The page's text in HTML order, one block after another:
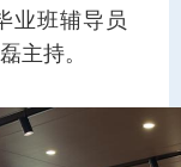
业班辅导员
主持。